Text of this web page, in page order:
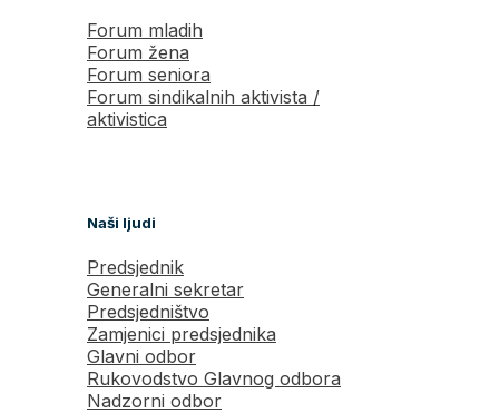
Forum mladih
Forum žena
Forum seniora
Forum sindikalnih aktivista /
aktivistica
Naši ljudi
Predsjednik
Generalni sekretar
Predsjedništvo
Zamjenici predsjednika
Glavni odbor
Rukovodstvo Glavnog odbora
Nadzorni odbor